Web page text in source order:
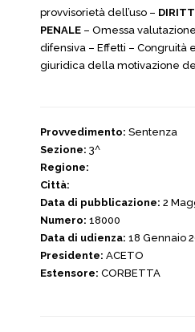
provvisorietà dell’uso –
PENALE – Omessa
difensiva – Effetti – Congruità
giuridica della motivazione
Provvedimento: Sentenza
Sezione: 3^
Regione:
Città:
Data di pubblicazione: 2
Numero: 18000
Data di udienza: 18 Gennaio
Presidente: ACETO
Estensore: CORBETTA